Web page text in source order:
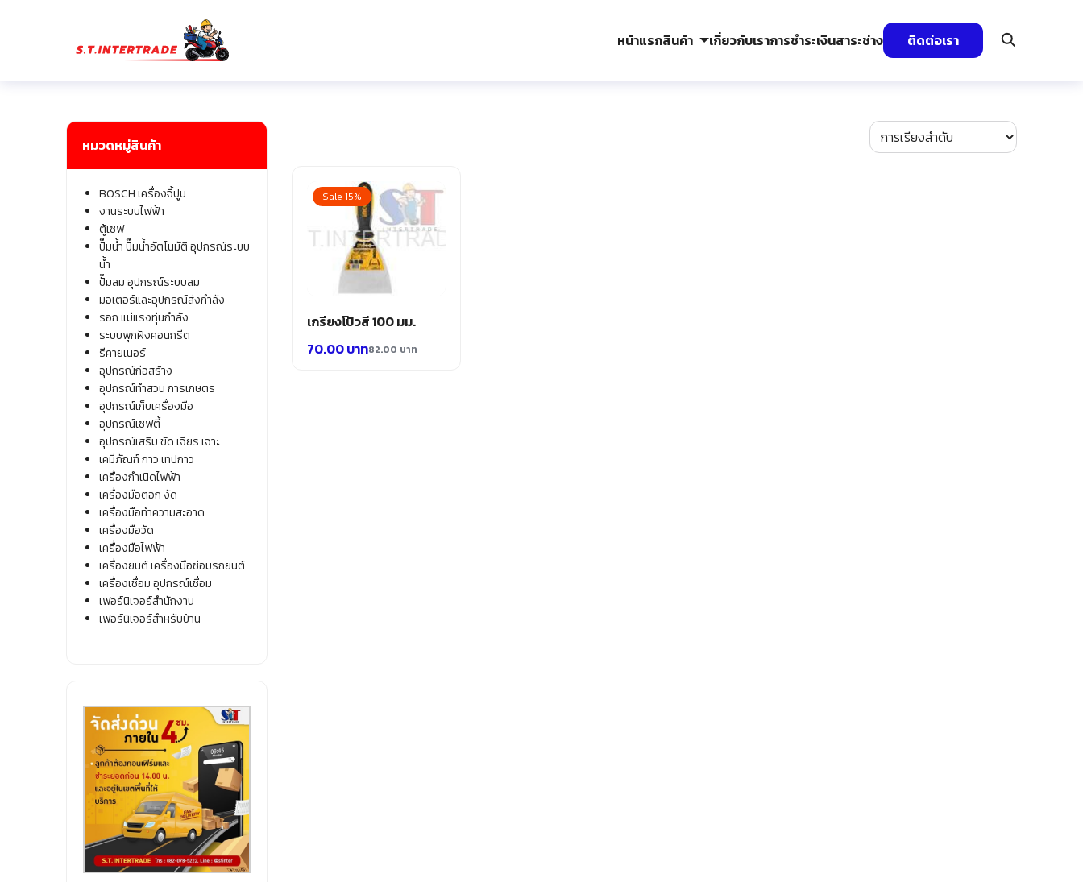
หน้าแรกสินค้า เกี่ยวกับเราการชำระเงินสาระช่าง ติดต่อเรา
หมวดหมู่สินค้า
BOSCH เครื่องจี้ปูน
งานระบบไฟฟ้า
ตู้เซฟ
ปั๊มน้ำ ปั๊มน้ำอัตโนมัติ อุปกรณ์ระบบ
น้ำ
ปั๊มลม อุปกรณ์ระบบลม
มอเตอร์และอุปกรณ์ส่งกำลัง
รอก แม่แรงทุ่นกำลัง
ระบบพุกฝังคอนกรีต
รีคายเนอร์
อุปกรณ์ก่อสร้าง
อุปกรณ์ทำสวน การเกษตร
อุปกรณ์เก็บเครื่องมือ
อุปกรณ์เซฟตี้
อุปกรณ์เสริม ขัด เจียร เจาะ
เคมีภัณฑ์ กาว เทปกาว
เครื่องกำเนิดไฟฟ้า
เครื่องมือตอก งัด
เครื่องมือทำความสะอาด
เครื่องมือวัด
เครื่องมือไฟฟ้า
เครื่องยนต์ เครื่องมือซ่อมรถยนต์
เครื่องเชื่อม อุปกรณ์เชื่อม
เฟอร์นิเจอร์สำนักงาน
เฟอร์นิเจอร์สำหรับบ้าน
Sale 15%
เกรียงโป้วสี 100 มม.
82.00บาท
70.00บาท